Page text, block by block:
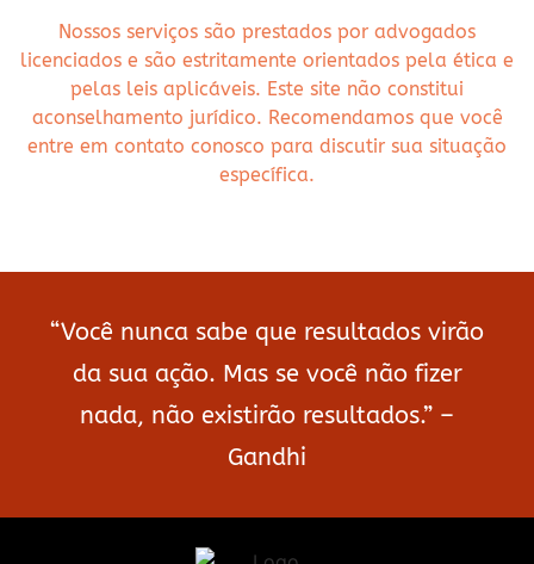
Nossos serviços são prestados por advogados
licenciados e são estritamente orientados pela ética e
pelas leis aplicáveis. Este site não constitui
aconselhamento jurídico. Recomendamos que você
entre em contato conosco para discutir sua situação
específica.
“Você nunca sabe que resultados virão
da sua ação. Mas se você não fizer
nada, não existirão resultados.” –
Gandhi